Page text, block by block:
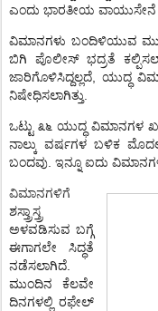
ಎಂದು ಭಾರತೀಯ ವಾಯುಸೇನೆ
ವಿಮಾನಗಳು ಬಂದಿಳಿಯುವ
ಬಿಗಿ
ಪೊಲೀಸ್ ಭದ್ರತೆ
ಜಾರಿಗೊಳಿಸಿದ್ದಲ್ಲದೆ
ಯುದ್ಧ
ನಿಷೇಧಿಸಲಾಗಿತ್ತು
ಒಟ್ಟು ೩೬ ಯುದ್ಧ ವಿಮಾನಗಳ
ನಾಲ್ಕು
ವರ್ಷಗಳ ಬಳಿಕ
ಬಂದವು ಇನ್ನೂ ಐದು
ವಿಮಾನಗಳಿಗೆ
ಶಸ್ತ್ರಾಸ್ತ್ರ
ಅಳವಡಿಸುವ ಬಗ್ಗೆ
ಈಗಾಗಲೇ
ಸಿದ್ಧತೆ
ನಡೆಸಲಾಗಿದೆ
ಮುಂದಿನ
ಕೆಲವೇ
ದಿನಗಳಲ್ಲಿ ರಫೇಲ್